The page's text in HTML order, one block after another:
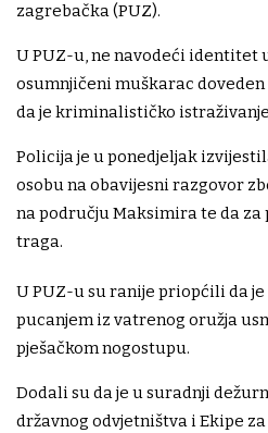
zagrebačka (PUZ).
U PUZ-u, ne navodeći identitet
osumnjičeni muškarac
da je kriminalističko
Policija je u ponedjeljak
osobu na obavijesni razgovor
na području Maksimira te da
traga.
U PUZ-u su ranije priopćili da
pucanjem iz vatrenog oružja
pješačkom nogostupu.
Dodali su da je u suradnji
državnog odvjetništva i Ekipe